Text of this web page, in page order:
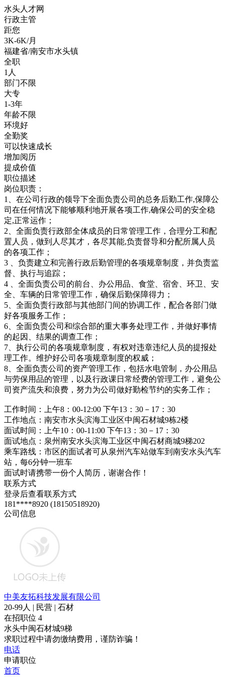
水头人才网
行政主管
距您
3K-6K/月
福建省/南安市水头镇
全职
1人
部门不限
大专
1-3年
年龄不限
环境好
全勤奖
可以快速成长
增加阅历
提成价值
职位描述
岗位职责：
1、在公司行政的领导下全面负责公司的总务后勤工作,保障公
司在任何情况下能够顺利地开展各项工作,确保公司的安全稳
定,正常运作；
2、全面负责行政部全体成员的日常管理工作，合理分工和配
置人员，做到人尽其才，各尽其能,负责督导和分配所属人员
的各项工作；
3 、负责建立和完善行政后勤管理的各项规章制度，并负责监
督、执行与追踪；
4 、全面负责公司的前台、办公用品、食堂、宿舍、环卫、安
全、车辆的日常管理工作，确保后勤保障得力；
5、全面负责行政部与其他部门间的协调工作，配合各部门做
好各项服务工作；
6、全面负责公司和综合部的重大事务处理工作，并做好事情
的起因、结果的调查工作；
7、执行公司的各项规章制度，有权对违章违纪人员的提报处
理工作。维护好公司各项规章制度的权威；
8、全面负责公司的资产管理工作，包括水电管制，办公用品
与劳保用品的管理，以及行政课日常经费的管理工作，避免公
司资产流失和浪费，努力为公司做好勤检节约的实务工作；
工作时间：上午8：00-12:00 下午13：30－17：30
工作地点：南安市水头滨海工业区中闽石材城9栋2楼
面试时间：上午10：00-11:00 下午13：30－17：30
面试地点：泉州南安水头滨海工业区中闽石材商城9梯202
乘车路线：市区的面试者可从泉州汽车站做车到南安水头汽车
站，每6分钟一班车
面试时请携带一份个人简历，谢谢合作！
联系方式
登录后查看联系方式
181****8920 (18150518920)
公司信息
中美友拓科技发展有限公司
20-99人 | 民营 | 石材
在招职位 4
水头中闽石材城9梯
求职过程中请勿缴纳费用，谨防诈骗！
电话
申请职位
首页